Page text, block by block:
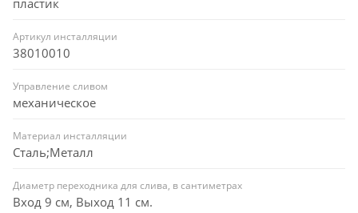
Артикул инсталляции
38010010
Управление сливом
механическое
Материал инсталляции
Сталь;Металл
Диаметр переходника для слива, в сантиметрах
Вход 9 см, Выход 11 см.